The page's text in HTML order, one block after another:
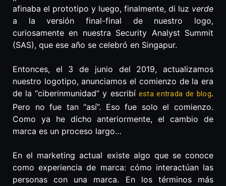
afinaba el prototipo y luego, finalmente, di luz verde
a la versión final-final de nuestro logo,
curiosamente en nuestra Security Analyst Summit
(SAS), que ese año se celebró en Singapur.
Entonces, el 3 de junio del 2019, actualizamos
nuestro logotipo, anunciamos el comienzo de la era
de la “ciberinmunidad” y escribí esta entrada de blog.
Pero no fue tan “así”. Eso fue solo el comienzo.
Como ya he dicho anteriormente, el cambio de
marca es un proceso largo…
En el marketing actual existe algo que se conoce
como experiencia de marca: cómo interactúan las
personas con una marca. En los términos más